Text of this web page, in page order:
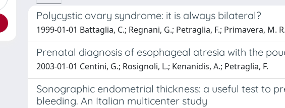
Polycystic ovary syndrome: it is always bilateral?
1999-01-01 Battaglia, C.; Regnani, G.; Petraglia, F.; Primavera, M.
Prenatal diagnosis of esophageal atresia with the
2003-01-01 Centini, G.; Rosignoli, L.; Kenanidis, A.; Petraglia, F.
Sonographic endometrial thickness: a useful test to
bleeding. An Italian multicenter study